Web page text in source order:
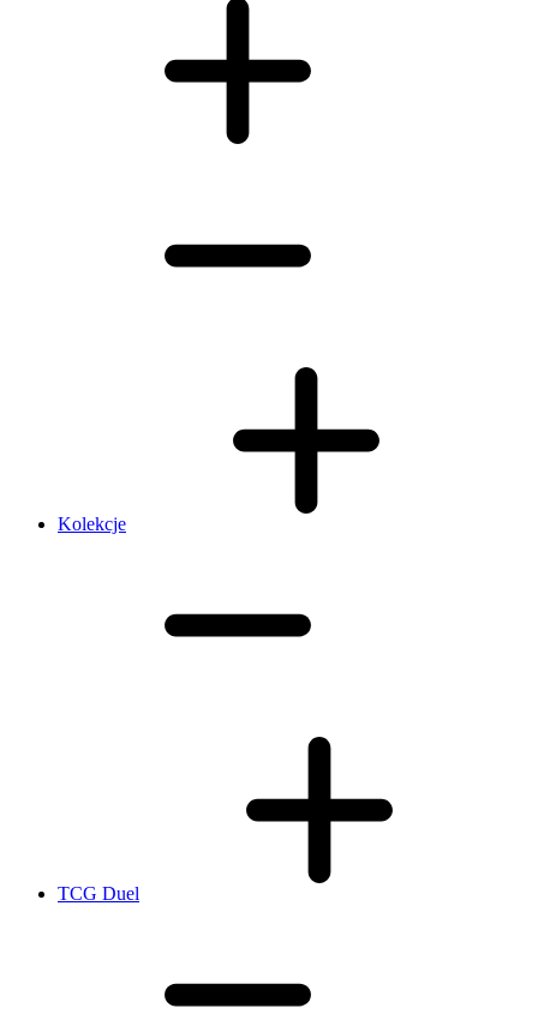
Kolekcje
TCG Duel